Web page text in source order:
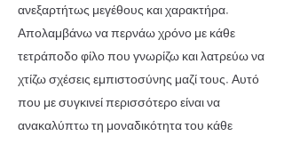
ανεξαρτήτως μεγέθους και χαρακτήρα.
Απολαμβάνω να περνάω χρόνο με κάθε
τετράποδο φίλο που γνωρίζω και λατρεύω να
χτίζω σχέσεις εμπιστοσύνης μαζί τους. Αυτό
που με συγκινεί περισσότερο είναι να
ανακαλύπτω τη μοναδικότητα του κάθε